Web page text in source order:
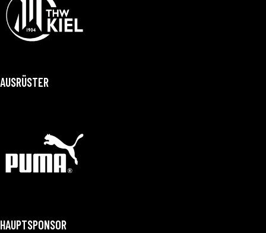
AUSRÜSTER
HAUPTSPONSOR